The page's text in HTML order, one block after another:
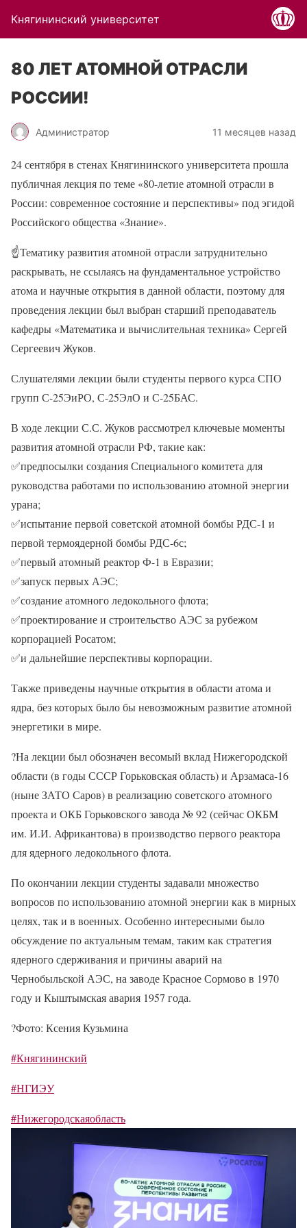
Княгининский университет
80 ЛЕТ АТОМНОЙ ОТРАСЛИ
РОССИИ!
Администратор 11 месяцев назад
24 сентября в стенах Княгининского университета прошла
публичная лекция по теме «80-летие атомной отрасли в
России: современное состояние и перспективы» под эгидой
Российского общества «Знание».
☝Тематику развития атомной отрасли затруднительно
раскрывать, не ссылаясь на фундаментальное устройство
атома и научные открытия в данной области, поэтому для
проведения лекции был выбран старший преподаватель
кафедры «Математика и вычислительная техника» Сергей
Сергеевич Жуков.
Слушателями лекции были студенты первого курса СПО
групп С-25ЭиРО, С-25ЭлО и С-25БАС.
В ходе лекции С.С. Жуков рассмотрел ключевые моменты
развития атомной отрасли РФ, такие как:
✅предпосылки создания Специального комитета для
руководства работами по использованию атомной энергии
урана;
✅испытание первой советской атомной бомбы РДС-1 и
первой термоядерной бомбы РДС-6с;
✅первый атомный реактор Ф-1 в Евразии;
✅запуск первых АЭС;
✅создание атомного ледокольного флота;
✅проектирование и строительство АЭС за рубежом
корпорацией Росатом;
✅и дальнейшие перспективы корпорации.
Также приведены научные открытия в области атома и
ядра, без которых было бы невозможным развитие атомной
энергетики в мире.
?На лекции был обозначен весомый вклад Нижегородской
области (в годы СССР Горьковская область) и Арзамаса-16
(ныне ЗАТО Саров) в реализацию советского атомного
проекта и ОКБ Горьковского завода № 92 (сейчас ОКБМ
им. И.И. Африкантова) в производство первого реактора
для ядерного ледокольного флота.
По окончании лекции студенты задавали множество
вопросов по использованию атомной энергии как в мирных
целях, так и в военных. Особенно интересными было
обсуждение по актуальным темам, таким как стратегия
ядерного сдерживания и причины аварий на
Чернобыльской АЭС, на заводе Красное Сормово в 1970
году и Кыштымская авария 1957 года.
?Фото: Ксения Кузьмина
#Княгининский
#НГИЭУ
#Нижегородскаяобласть